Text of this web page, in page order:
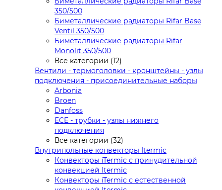
350/500
Биметаллические радиаторы Rifar Base
Ventil 350/500
Биметаллические радиаторы Rifar
Monolit 350/500
Все категории (12)
Вентили - термоголовки - кронштейны - узлы
подключения - присоединительные наборы
Arbonia
Broen
Danfoss
ECE - трубки - узлы нижнего
подключения
Все категории (32)
Внутрипольные конвекторы Itermic
Конвекторы iTermic c принудительной
конвекцией Itermic
Конвекторы iTermic с естественной